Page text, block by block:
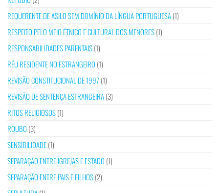
REQUERENTE DE ASILO SEM DOMÍNIO DA LÍNGUA PORTUGUESA(1)
RESPEITO PELO MEIO ÉTNICO E CULTURAL DOS MENORES(1)
RESPONSABILIDADES PARENTAIS(1)
RÉU RESIDENTE NO ESTRANGEIRO (1)
REVISÃO CONSTITUCIONAL DE 1997 (1)
REVISÃO DE SENTENÇA ESTRANGEIRA(3)
RITOS RELIGIOSOS(1)
ROUBO (3)
SENSIBILIDADE(1)
SEPARAÇÃO ENTRE IGREJAS E ESTADO (1)
SEPARAÇÃO ENTRE PAIS E FILHOS(2)